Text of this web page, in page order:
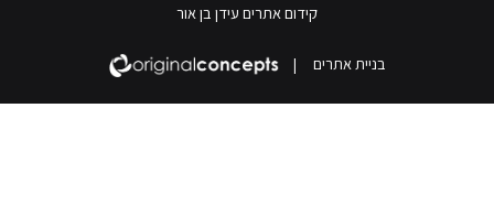
קידום אתרים עידן בן אור
בניית אתרים |